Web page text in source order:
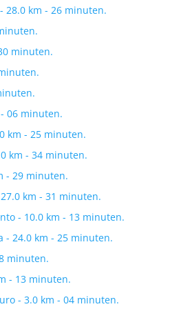
28.0 km - 26 minuten.
minuten.
06 minuten.
km - 25 minuten.
km - 34 minuten.
- 29 minuten.
km - 31 minuten.
- 10.0 km - 13 minuten.
- 24.0 km - 25 minuten.
minuten.
- 13 minuten.
- 3.0 km - 04 minuten.